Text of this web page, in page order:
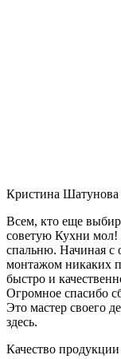
Кристина Шатунова
Всем, кто еще
советую Кухни мол!
спальню. Начиная с
монтажом никаких
быстро и
Огромное спасибо
Это мастер своего
здесь.
Качество продукции